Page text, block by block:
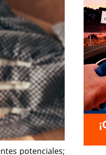
potenciales;